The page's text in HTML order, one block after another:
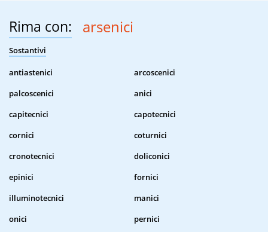
Rima con: arsenici
Sostantivi
antiastenici
arcoscenici
palcoscenici
anici
capitecnici
capotecnici
cornici
coturnici
cronotecnici
doliconici
epinici
fornici
illuminotecnici
manici
onici
pernici